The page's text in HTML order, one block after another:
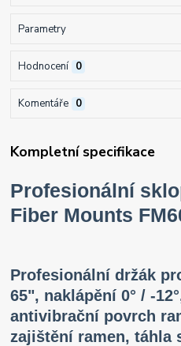
Parametry
Hodnocení 0
Komentáře 0
Kompletní specifikace
Profesionální
Fiber Mounts
Profesionální držák
65", naklápění 0° / -
antivibrační povrch
zajištění ramen, táhla